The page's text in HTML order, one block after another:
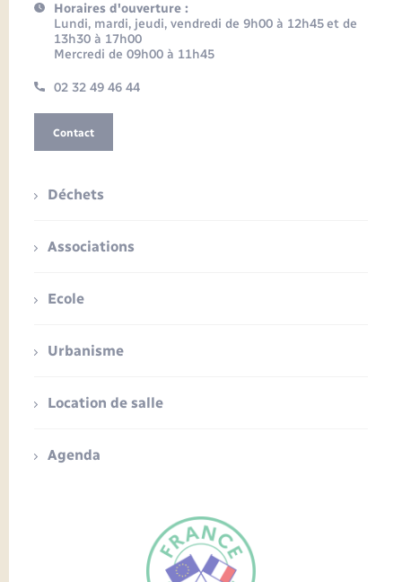
Horaires d'ouverture :
Lundi, mardi, jeudi, vendredi de 9h00 à 12h45 et de
13h30 à 17h00
Mercredi de 09h00 à 11h45
02 32 49 46 44
Contact
Déchets
Associations
Ecole
Urbanisme
Location de salle
Agenda